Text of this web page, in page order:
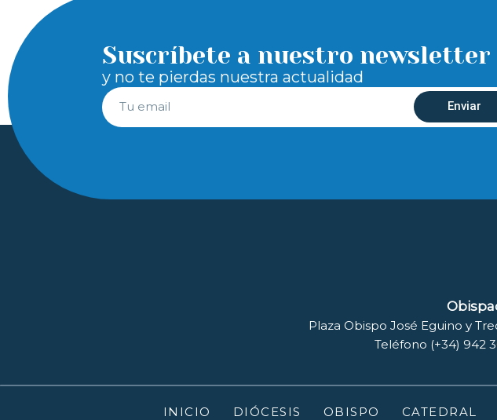
Suscríbete a nuestro newsletter
y no te pierdas nuestra actualidad
Enviar
Plaza Obispo José Eguino y
Teléfono (+34) 942
INICIO DIÓCESIS OBISPO CATEDRAL